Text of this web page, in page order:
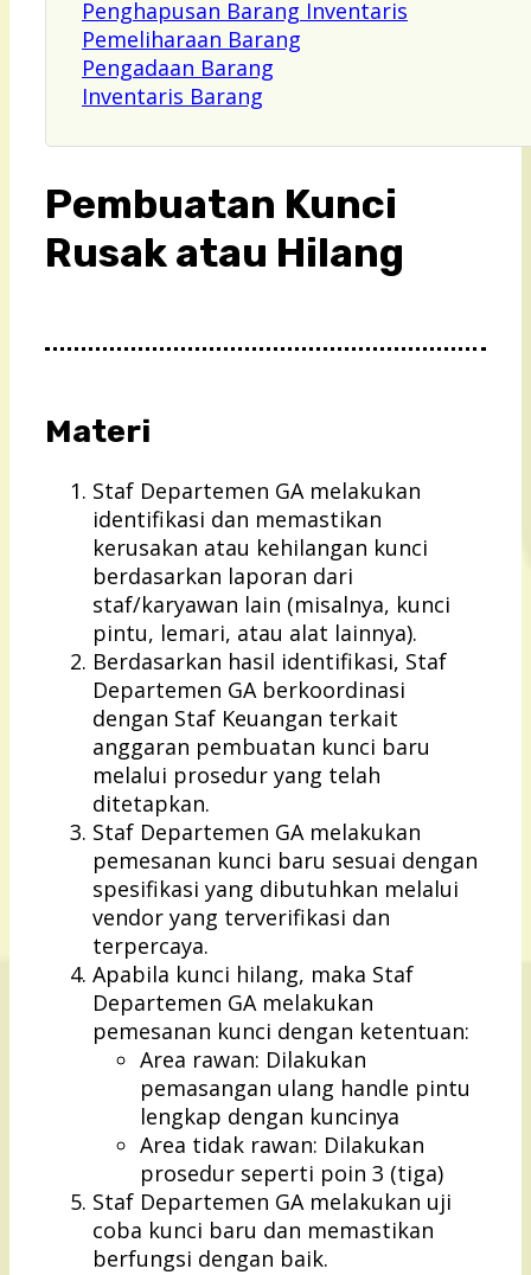
Penghapusan Barang Inventaris
Pemeliharaan Barang
Pengadaan Barang
Inventaris Barang
Pembuatan Kunci
Rusak atau Hilang
Materi
Staf Departemen GA melakukan
identifikasi dan memastikan
kerusakan atau kehilangan kunci
berdasarkan laporan dari
staf/karyawan lain (misalnya, kunci
pintu, lemari, atau alat lainnya).
Berdasarkan hasil identifikasi, Staf
Departemen GA berkoordinasi
dengan Staf Keuangan terkait
anggaran pembuatan kunci baru
melalui prosedur yang telah
ditetapkan.
Staf Departemen GA melakukan
pemesanan kunci baru sesuai dengan
spesifikasi yang dibutuhkan melalui
vendor yang terverifikasi dan
terpercaya.
Apabila kunci hilang, maka Staf
Departemen GA melakukan
pemesanan kunci dengan ketentuan:
Area rawan: Dilakukan
pemasangan ulang handle pintu
lengkap dengan kuncinya
Area tidak rawan: Dilakukan
prosedur seperti poin 3 (tiga)
Staf Departemen GA melakukan uji
coba kunci baru dan memastikan
berfungsi dengan baik.